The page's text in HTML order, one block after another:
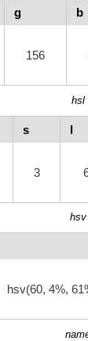
g b
156
hsl
s l
3
hsv
hsv(60, 4%,